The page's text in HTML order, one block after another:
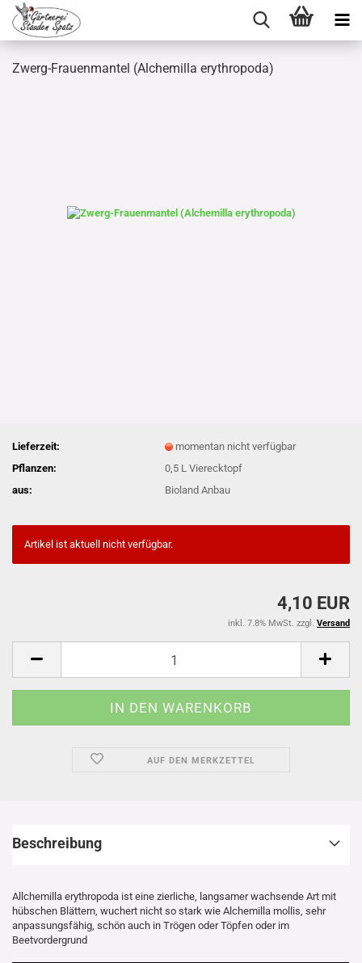
Zwerg-Frauenmantel (Alchemilla erythropoda)
Lieferzeit:
momentan nicht verfügbar
Pflanzen:
0,5 L Vierecktopf
aus:
Bioland Anbau
Artikel ist aktuell nicht verfügbar.
4,10 EUR
inkl. 7.8% MwSt. zzgl. Versand
AUF DEN MERKZETTEL
Beschreibung
Allchemilla erythropoda ist eine zierliche, langsamer wachsende Art mit
hübschen Blättern, wuchert nicht so stark wie Alchemilla mollis, sehr
anpassungsfähig, schön auch in Trögen oder Töpfen oder im
Beetvordergrund